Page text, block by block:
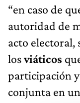
“en caso de
autoridad de
acto electoral,
losviáticos
participación
conjunta en